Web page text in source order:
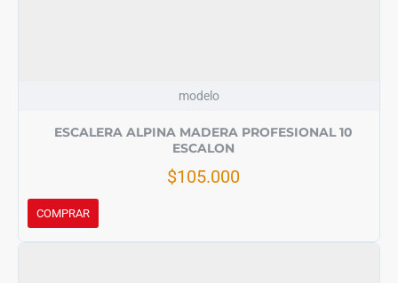
modelo
ESCALERA ALPINA MADERA PROFESIONAL 10
ESCALON
$105.000
COMPRAR